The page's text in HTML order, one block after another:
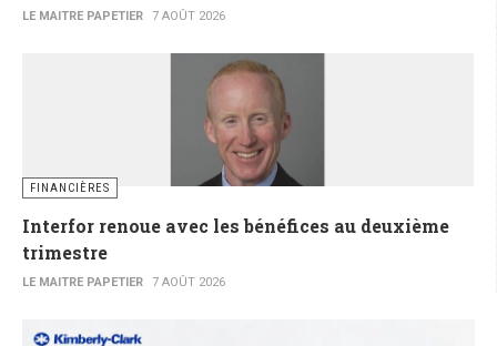
LE MAITRE PAPETIER 7 AOÛT 2026
FINANCIÈRES
Interfor renoue avec les bénéfices au deuxième
trimestre
LE MAITRE PAPETIER 7 AOÛT 2026